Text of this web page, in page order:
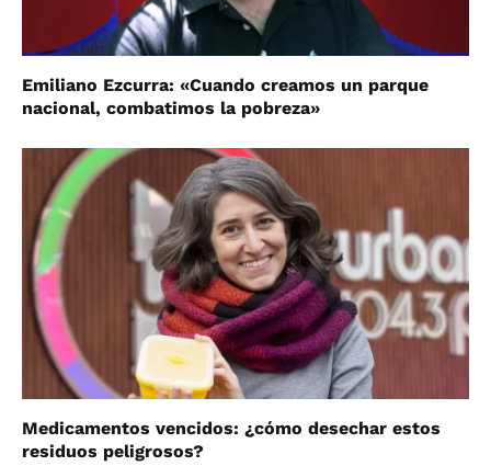
Emiliano Ezcurra: «Cuando creamos un parque
nacional, combatimos la pobreza»
Medicamentos vencidos: ¿cómo desechar estos
residuos peligrosos?